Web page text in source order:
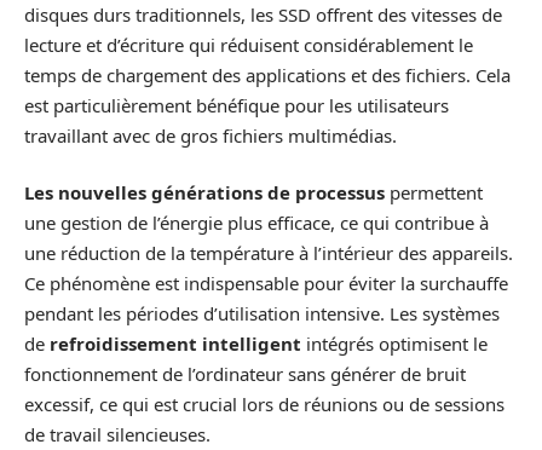
disques durs traditionnels, les SSD offrent des vitesses de
lecture et d’écriture qui réduisent considérablement le
temps de chargement des applications et des fichiers. Cela
est particulièrement bénéfique pour les utilisateurs
travaillant avec de gros fichiers multimédias.
Les nouvelles générations de processus permettent
une gestion de l’énergie plus efficace, ce qui contribue à
une réduction de la température à l’intérieur des appareils.
Ce phénomène est indispensable pour éviter la surchauffe
pendant les périodes d’utilisation intensive. Les systèmes
de refroidissement intelligent intégrés optimisent le
fonctionnement de l’ordinateur sans générer de bruit
excessif, ce qui est crucial lors de réunions ou de sessions
de travail silencieuses.